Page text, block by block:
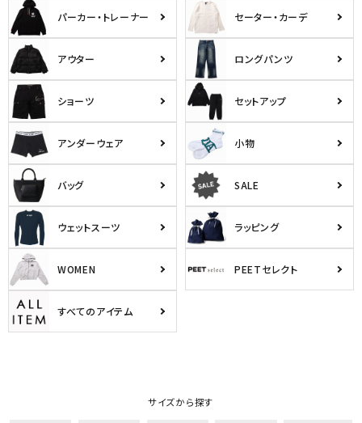
パーカー・トレーナー セーター・カーデ
アウター ロングパンツ
ショーツ セットアップ
アンダーウェア 小物
バッグ SALE
ウェットスーツ ラッピング
WOMEN PEETセレクト
すべてのアイテム
サイズから探す